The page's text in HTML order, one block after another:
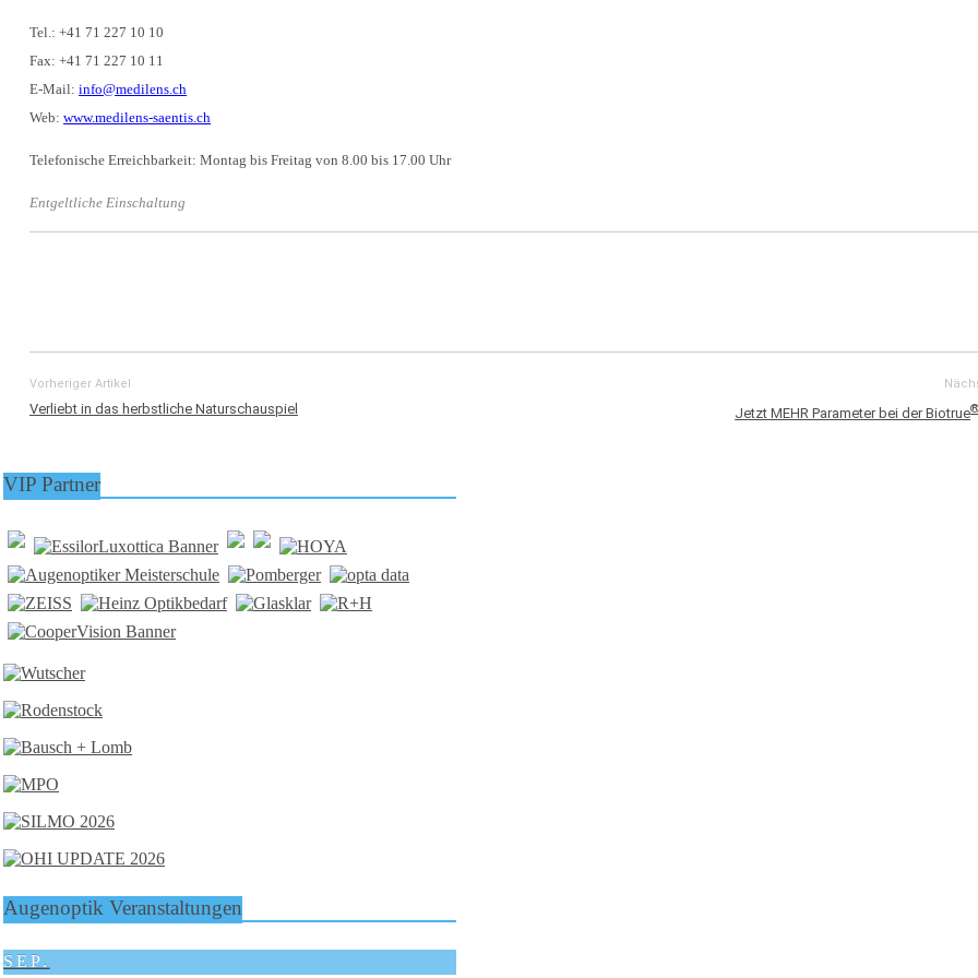
Tel.: +41 71 227 10 10
Fax: +41 71 227 10 11
E-Mail: info@medilens.ch
Web: www.medilens-saentis.ch
Telefonische Erreichbarkeit: Montag bis Freitag von 8.00 bis 17.00 Uhr
Entgeltliche Einschaltung
Vorheriger Artikel
Verliebt in das herbstliche Naturschauspiel Jetzt MEHR Parameter bei der Biotrue®
VIP Partner
Augenoptik Veranstaltungen
SEP.